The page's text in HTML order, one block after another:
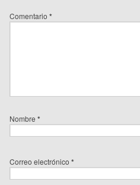
Comentario *
Nombre *
Correo electrónico *